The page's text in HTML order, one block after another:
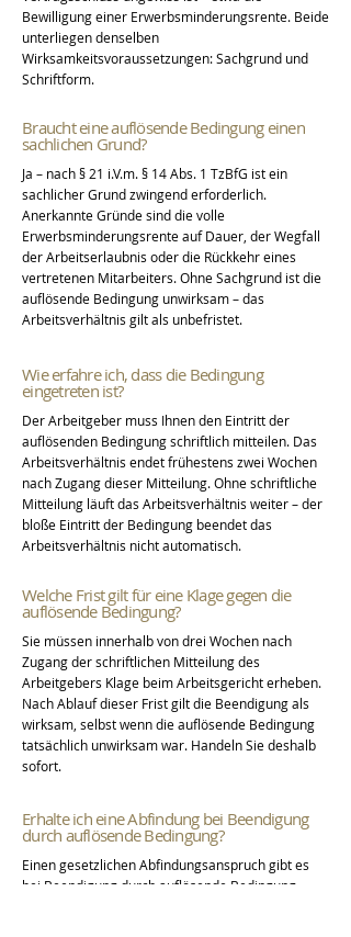
Bewilligung einer Erwerbsminderungsrente. Beide
unterliegen denselben
Wirksamkeitsvoraussetzungen: Sachgrund und
Schriftform.
Braucht eine auflösende Bedingung einen
sachlichen Grund?
Ja – nach § 21 i.V.m. § 14 Abs. 1 TzBfG ist ein
sachlicher Grund zwingend erforderlich.
Anerkannte Gründe sind die volle
Erwerbsminderungsrente auf Dauer, der Wegfall
der Arbeitserlaubnis oder die Rückkehr eines
vertretenen Mitarbeiters. Ohne Sachgrund ist die
auflösende Bedingung unwirksam – das
Arbeitsverhältnis gilt als unbefristet.
Wie erfahre ich, dass die Bedingung
eingetreten ist?
Der Arbeitgeber muss Ihnen den Eintritt der
auflösenden Bedingung schriftlich mitteilen. Das
Arbeitsverhältnis endet frühestens zwei Wochen
nach Zugang dieser Mitteilung. Ohne schriftliche
Mitteilung läuft das Arbeitsverhältnis weiter – der
bloße Eintritt der Bedingung beendet das
Arbeitsverhältnis nicht automatisch.
Welche Frist gilt für eine Klage gegen die
auflösende Bedingung?
Sie müssen innerhalb von drei Wochen nach
Zugang der schriftlichen Mitteilung des
Arbeitgebers Klage beim Arbeitsgericht erheben.
Nach Ablauf dieser Frist gilt die Beendigung als
wirksam, selbst wenn die auflösende Bedingung
tatsächlich unwirksam war. Handeln Sie deshalb
sofort.
Erhalte ich eine Abfindung bei Beendigung
durch auflösende Bedingung?
Einen gesetzlichen Abfindungsanspruch gibt es
bei Beendigung durch auflösende Bedingung